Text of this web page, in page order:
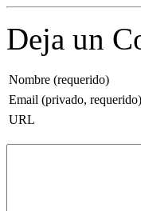
Deja un
Nombre (requerido)
Email (privado, requerido)
URL